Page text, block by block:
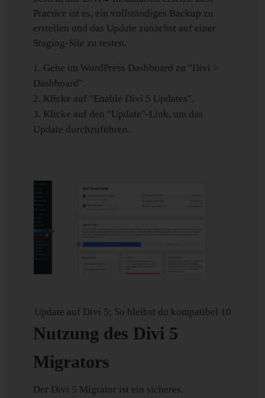
Practice ist es, ein vollständiges Backup zu
erstellen und das Update zunächst auf einer
Staging-Site zu testen.
Gehe im WordPress Dashboard zu "Divi >
Dashboard".
Klicke auf "Enable Divi 5 Updates".
Klicke auf den "Update"-Link, um das
Update durchzuführen.
Update auf Divi 5: So bleibst du kompatibel 10
Nutzung des Divi 5
Migrators
Der Divi 5 Migrator ist ein sicheres,